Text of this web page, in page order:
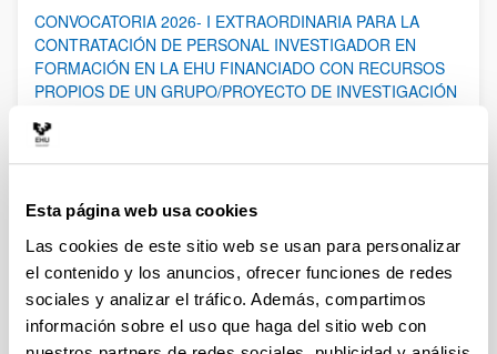
Esta página web usa cookies
Las cookies de este sitio web se usan para personalizar
el contenido y los anuncios, ofrecer funciones de redes
sociales y analizar el tráfico. Además, compartimos
información sobre el uso que haga del sitio web con
CONVOCATORIA 2026- I EXTRAORDINARIA PARA LA
CONTRATACIÓN DE PERSONAL INVESTIGADOR EN
FORMACIÓN EN LA EHU FINANCIADO CON RECURSOS
PROPIOS DE UN GRUPO/PROYECTO DE INVESTIGACIÓN
HASTA EL 14/08/2026
Ayudas para financiación de la adquisición y renovación de
infraestructura científica y fondos bibliográficos en la
UPV/EHU 2026
Trámite abierto
25/03/2026: Corrección de errores del listado provisional de
solicitudes admitidas y excluidas. 23/03/2026: Relación